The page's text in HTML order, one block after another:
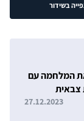
בשידור
המלחמה עם
צבאית
27.12.2023